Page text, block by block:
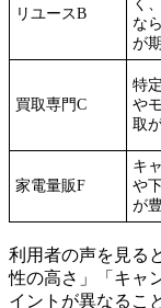
リユースB
く
な
が
買取専門C
特
や
取
家電量販F
キ
や
が
利用者の声を見る
性の高さ」「キャ
イントが異なるこ